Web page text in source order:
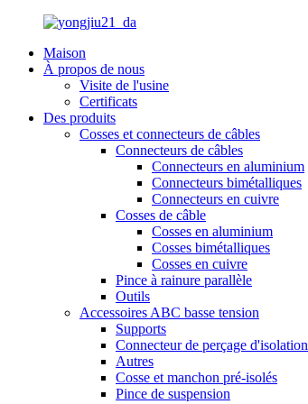
Maison
À propos de nous
Visite de l'usine
Certificats
Des produits
Cosses et connecteurs de câbles
Connecteurs de câbles
Connecteurs en aluminium
Connecteurs bimétalliques
Connecteurs en cuivre
Cosses de câble
Cosses en aluminium
Cosses bimétalliques
Cosses en cuivre
Pince à rainure parallèle
Outils
Accessoires ABC basse tension
Supports
Connecteur de perçage d'isolation
Autres
Cosse et manchon pré-isolés
Pince de suspension